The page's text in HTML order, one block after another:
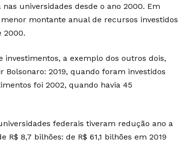
universidades desde o ano 2000. Em
montante anual de recursos investidos
2000.
a exemplo dos outros dois,
2019, quando foram investidos
foi 2002, quando havia 45
federais tiveram redução ano a
8,7 bilhões: de R$ 61,1 bilhões em 2019